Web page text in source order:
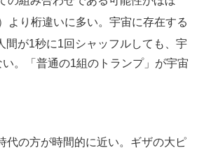
より桁違いに多い。宇宙に存在する
間が1秒に1回シャッフルしても、宇
。「普通の1組のトランプ」が宇宙
代の方が時間的に近い。ギザの大ピ